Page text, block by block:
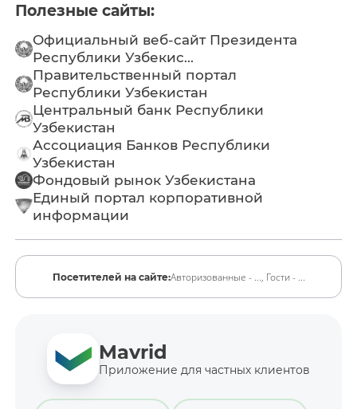
Полезные сайты:
Официальный веб-сайт Президента
Республики Узбекис...
Правительственный портал
Республики Узбекистан
Центральный банк Республики
Узбекистан
Ассоциация Банков Республики
Узбекистан
Фондовый рынок Узбекистана
Единый портал корпоративной
информации
Посетителей на сайте:Авторизованные - ..., Гости - ...
Mavrid
Приложение для частных клиентов